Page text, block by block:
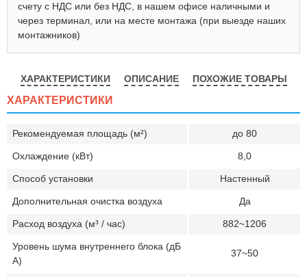
счету с НДС или без НДС, в нашем офисе наличными и
через терминал, или на месте монтажа (при выезде наших
монтажников)
ХАРАКТЕРИСТИКИ ОПИСАНИЕ ПОХОЖИЕ ТОВАРЫ
ХАРАКТЕРИСТИКИ
Рекомендуемая площадь (м²) до 80
Охлаждение (кВт) 8,0
Способ установки Настенный
Дополнительная очистка воздуха Да
Расход воздуха (м³ / час) 882~1206
Уровень шума внутреннего блока (дБ
А)
37~50